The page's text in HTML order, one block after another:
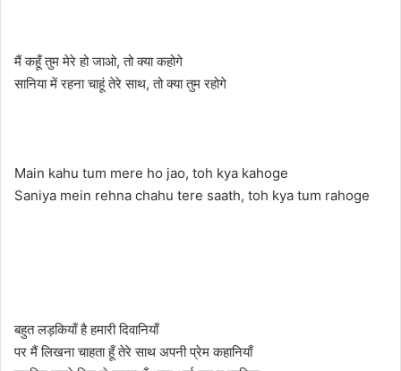
मैं कहूँ तुम मेरे हो जाओ, तो क्या कहोगे
सानिया में रहना चाहूं तेरे साथ, तो क्या तुम रहोगे
Main kahu tum mere ho jao, toh kya kahoge
Saniya mein rehna chahu tere saath, toh kya tum rahoge
बहुत लड़कियाँ है हमारी दिवानियाँ
पर मैं लिखना चाहता हूँ तेरे साथ अपनी प्रेम कहानियाँ